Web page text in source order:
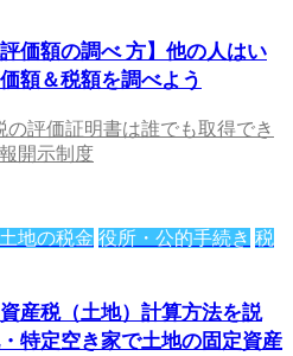
価額の調べ 方】他の人はい
額＆税額を調べよう
の評価証明書は誰でも取得でき
開示制度
地の税金 役所・公的手続き 税
産税（土地）計算方法を説
特定空き家で土地の固定資産